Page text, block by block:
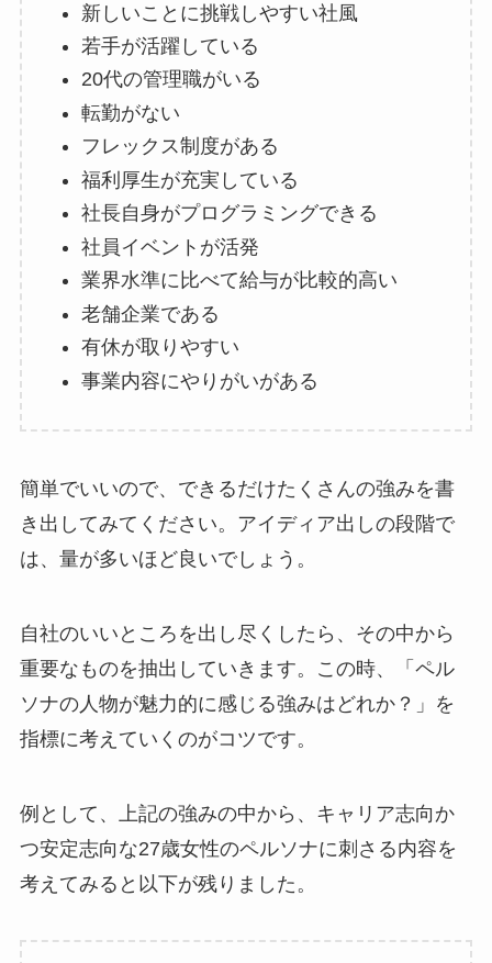
新しいことに挑戦しやすい社風
若手が活躍している
20代の管理職がいる
転勤がない
フレックス制度がある
福利厚生が充実している
社長自身がプログラミングできる
社員イベントが活発
業界水準に比べて給与が比較的高い
老舗企業である
有休が取りやすい
事業内容にやりがいがある
簡単でいいので、できるだけたくさんの強みを書
き出してみてください。アイディア出しの段階で
は、量が多いほど良いでしょう。
自社のいいところを出し尽くしたら、その中から
重要なものを抽出していきます。この時、「ペル
ソナの人物が魅力的に感じる強みはどれか？」を
指標に考えていくのがコツです。
例として、上記の強みの中から、キャリア志向か
つ安定志向な27歳女性のペルソナに刺さる内容を
考えてみると以下が残りました。